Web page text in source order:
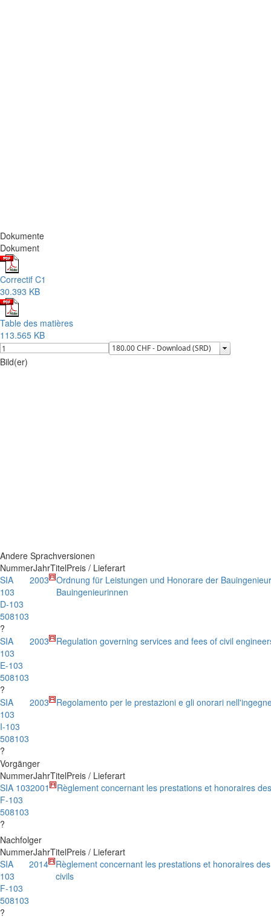
Dokumente
Dokument
Correctif C1
30.393 KB
Table des matières
113.565 KB
Bild(er)
Andere Sprachversionen
NummerJahrTitelPreis / Lieferart
SIA
103
D-103
508103
?
2003
Ordnung für Leistungen und Honorare der
Bauingenieurinnen
SIA
103
E-103
508103
?
2003 Regulation governing services and fees of civil
SIA
103
I-103
508103
?
2003 Regolamento per le prestazioni e gli onorari
Vorgänger
NummerJahrTitelPreis / Lieferart
SIA 103
F-103
508103
?
2001 Règlement concernant les prestations et honoraires
Nachfolger
NummerJahrTitelPreis / Lieferart
SIA
103
F-103
508103
?
2014
Règlement concernant les prestations et honoraires
civils